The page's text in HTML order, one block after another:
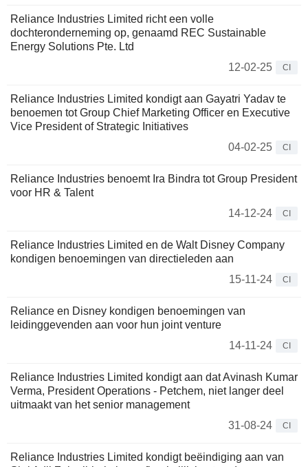
Reliance Industries Limited richt een volle
dochteronderneming op, genaamd REC Sustainable
Energy Solutions Pte. Ltd
12-02-25
CI
Reliance Industries Limited kondigt aan Gayatri Yadav te
benoemen tot Group Chief Marketing Officer en Executive
Vice President of Strategic Initiatives
04-02-25
CI
Reliance Industries benoemt Ira Bindra tot Group President
voor HR & Talent
14-12-24
CI
Reliance Industries Limited en de Walt Disney Company
kondigen benoemingen van directieleden aan
15-11-24
CI
Reliance en Disney kondigen benoemingen van
leidinggevenden aan voor hun joint venture
14-11-24
CI
Reliance Industries Limited kondigt aan dat Avinash Kumar
Verma, President Operations - Petchem, niet langer deel
uitmaakt van het senior management
31-08-24
CI
Reliance Industries Limited kondigt beëindiging aan van